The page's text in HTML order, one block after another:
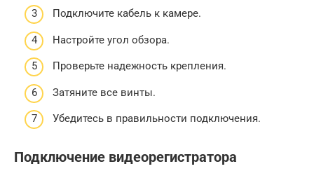
Подключите кабель к камере.
Настройте угол обзора.
Проверьте надежность крепления.
Затяните все винты.
Убедитесь в правильности подключения.
Подключение видеорегистратора